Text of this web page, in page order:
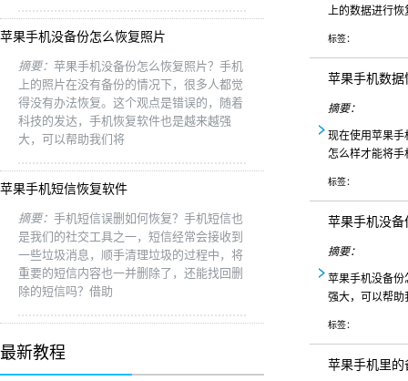
苹果手机没备份怎么恢复照片
摘要： 苹果手机没备份怎么恢复照片？手机
上的照片在没有备份的情况下，很多人都觉
得没有办法恢复。这个观点是错误的，随着
科技的发达，手机恢复软件也是越来越强
大，可以帮助我们将
苹果手机短信恢复软件
摘要： 手机短信误删如何恢复？手机短信也
是我们的社交工具之一，短信经常会接收到
一些垃圾消息，顺手清理垃圾的过程中，将
重要的短信内容也一并删除了，还能找回删
除的短信吗？借助
最新教程
上的数据进行恢
标签：
苹果手机数
摘要：
现在使用苹果手
怎么样才能将手
标签：
苹果手机没
摘要：
苹果手机没备份
强大，可以帮助
标签：
苹果手机里